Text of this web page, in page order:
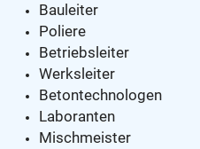
Bauleiter
Poliere
Betriebsleiter
Werksleiter
Betontechnologen
Laboranten
Mischmeister